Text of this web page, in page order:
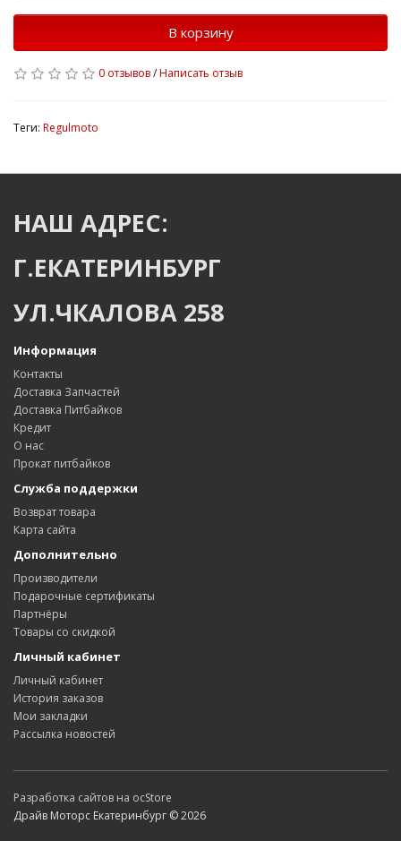
В корзину
0 отзывов/Написать отзыв
Теги: Regulmoto
НАШ АДРЕС:
Г.ЕКАТЕРИНБУРГ
УЛ.ЧКАЛОВА 258
Информация
Контакты
Доставка Запчастей
Доставка Питбайков
Кредит
О нас
Прокат питбайков
Служба поддержки
Возврат товара
Карта сайта
Дополнительно
Производители
Подарочные сертификаты
Партнёры
Товары со скидкой
Личный кабинет
Личный кабинет
История заказов
Мои закладки
Рассылка новостей
Разработка сайтов на ocStore
Драйв Моторс Екатеринбург © 2026